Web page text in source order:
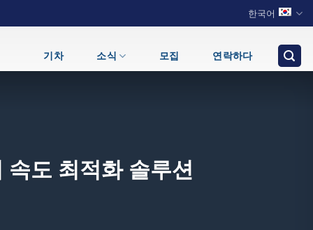
한국어
기차 소식 모집 연락하다
도 최적화 솔루션